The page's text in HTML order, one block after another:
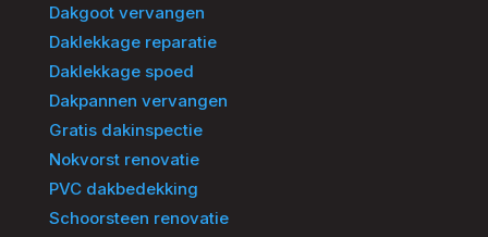
Dakgoot vervangen
Daklekkage reparatie
Daklekkage spoed
Dakpannen vervangen
Gratis dakinspectie
Nokvorst renovatie
PVC dakbedekking
Schoorsteen renovatie